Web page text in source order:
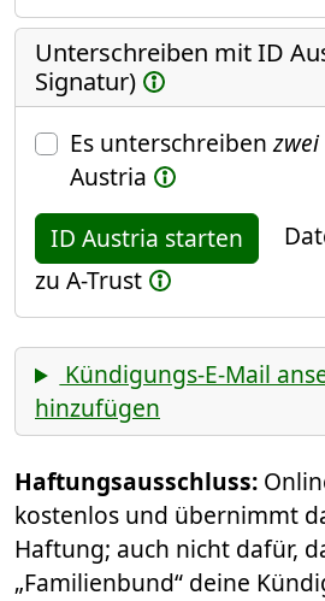
Unterschreiben mit ID
Signatur)
Es unterschreibenzwei
Austria
ID Austria starten
zu A-Trust
Kündigungs-E-Mail
hinzufügen
Haftungsausschluss:
kostenlos und übernimmt
Haftung; auch nicht dafür,
„Familienbund“ deine